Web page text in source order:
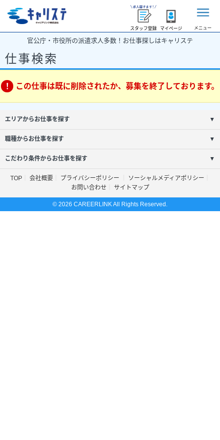
スタッフ登録 マイページ メニュー
官公庁・市役所の派遣求人多数！お仕事探しはキャリステ
仕事検索
この仕事は既に削除されたか、募集を終了しております。
エリアからお仕事を探す ▼
職種からお仕事を探す ▼
こだわり条件からお仕事を探す ▼
TOP 会社概要 プライバシーポリシー
ソーシャルメディアポリシー
お問い合わせ
サイトマップ
© 2026 CAREERLINK All Rights Reserved.